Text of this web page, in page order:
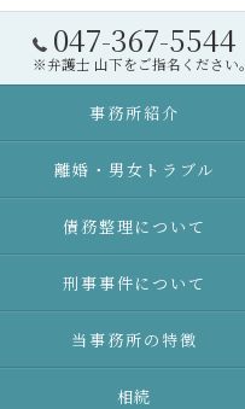
047-367-5544
※弁護士 山下をご指名ください。
事務所紹介
離婚・男女トラブル
債務整理について
刑事事件について
当事務所の特徴
相続